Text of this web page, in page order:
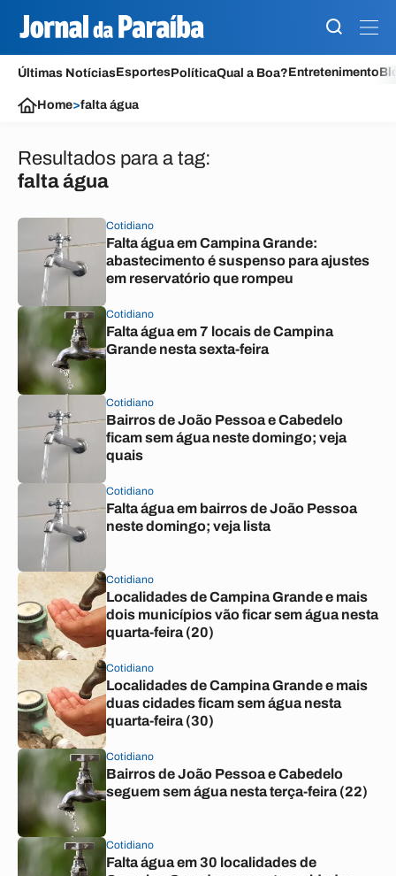
Últimas NotíciasEsportesPolíticaQual a Boa?Entretenimento
Home>falta água
Resultados para a tag:
falta água
Cotidiano
Falta água em Campina Grande:
abastecimento é suspenso para ajustes
em reservatório que rompeu
Cotidiano
Falta água em 7 locais de Campina
Grande nesta sexta-feira
Cotidiano
Bairros de João Pessoa e Cabedelo
ficam sem água neste domingo; veja
quais
Cotidiano
Falta água em bairros de João Pessoa
neste domingo; veja lista
Cotidiano
Localidades de Campina Grande e mais
dois municípios vão ficar sem água nesta
quarta-feira (20)
Cotidiano
Localidades de Campina Grande e mais
duas cidades ficam sem água nesta
quarta-feira (30)
Cotidiano
Bairros de João Pessoa e Cabedelo
seguem sem água nesta terça-feira (22)
Cotidiano
Falta água em 30 localidades de